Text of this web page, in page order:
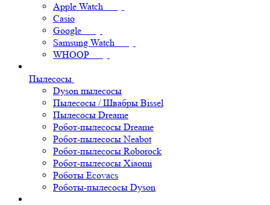
Apple Watch
Casio
Google
Samsung Watch
WHOOP
Пылесосы
Dyson пылесосы
Пылесосы / Швабры Bissel
Пылесосы Dreame
Робот-пылесосы Dreame
Робот-пылесосы Neabot
Робот-пылесосы Roborock
Робот-пылесосы Xiaomi
Роботы Ecovacs
Роботы-пылесосы Dyson